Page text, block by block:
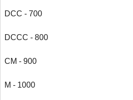
DCC - 700
DCCC - 800
CM - 900
M - 1000